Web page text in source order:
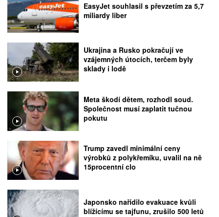
EasyJet souhlasil s převzetím za 5,7
miliardy liber
Ukrajina a Rusko pokračují ve
vzájemných útocích, terčem byly
sklady i lodě
Meta škodí dětem, rozhodl soud.
Společnost musí zaplatit tučnou
pokutu
Trump zavedl minimální ceny
výrobků z polykřemíku, uvalil na ně
15procentní clo
Japonsko nařídilo evakuace kvůli
blížícímu se tajfunu, zrušilo 500 letů